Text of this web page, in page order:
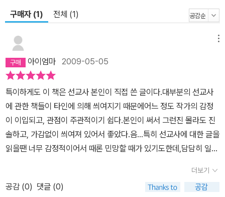
력과 연구, 최고의 의술로 한국 치과 발전의 초석을 닦다! 그의 삶은
크게 두 가지 면으로 나누어 볼 수 있다. 먼저 의사로서의 삶이다. 그
는 치과의사로서 탁월한 능력의 소유자였다. 당시 그의 강의를 듣기
위해 전국의 수많은 인재들이 광주기독병원과 학술대회로 모여들었
는데, 이에 대해 치과의료선교회 양유식 회장은 "그는 특히 가르치는
일에 특별한 재능을 타고 난 사람으로 당시 서울대 교수들에게 열 번
을 들어도 못 알아듣는 내용을 한 번에 이해시켜 쉬우면서도 핵심을
찌르는 명강의가 무엇인지 보여 주었고, 이는 아무리 어려운 미적분
도 간단한 산술로 만들어 버리는 능력으로 비유할 수 있다"고 말한다.
그는 탁월한 임상 실력으로 제자들의 손을 친히 잡고 실습을 시켜 주
며 그들에게 임상의 희열을 맛보게 해 주었다. 또한 처음 부임했을 당
적 없으며 철저한 수련과정으로 전문인 양성에 힘썼고, 호남지방 최
구매자 (1) 전체 (1)
아이엄마 2009-05-05
특이하게도 이 책은 선교사 본인이 직접 쓴 글이다.대부분의 선교사
에 관한 책들이 타인에 의해 씌여지기 때문에어느 정도 작가의 감정
이 이입되고, 관점이 주관적이기 쉽다.본인이 써서 그런진 몰라도 진
솔하고, 가감없이 씌여져 있어서 좋았다.음...특히 선교사에 대한 글을
읽을땐 너무 감정적이어서 때론 민망할 때가 있기도한데,담담히 일기
감각이 책 곳곳에 스며있어 가끔씩 미소지으며 책을 읽게 되는 점도
이 책의 매력 중 하나이다.치과의료선교의 인식 조차도 없을 때 이분
더보기
공감 (0) 댓글 (0)